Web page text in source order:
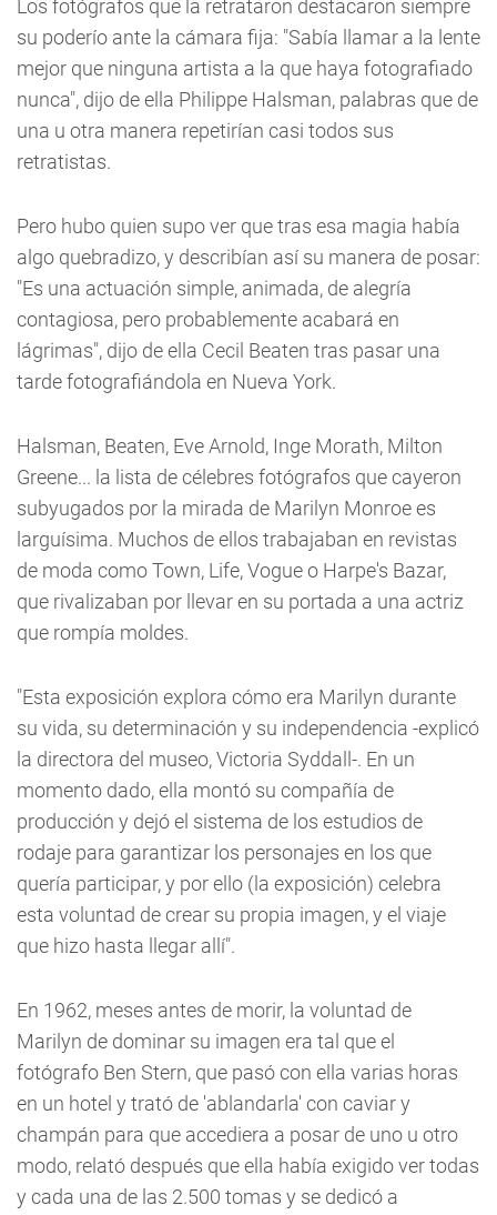
Los fotógrafos que la retrataron destacaron siempre
su poderío ante la cámara fija: "Sabía llamar a la lente
mejor que ninguna artista a la que haya fotografiado
nunca", dijo de ella Philippe Halsman, palabras que de
una u otra manera repetirían casi todos sus
retratistas.
Pero hubo quien supo ver que tras esa magia había
algo quebradizo, y describían así su manera de posar:
"Es una actuación simple, animada, de alegría
contagiosa, pero probablemente acabará en
lágrimas", dijo de ella Cecil Beaten tras pasar una
tarde fotografiándola en Nueva York.
Halsman, Beaten, Eve Arnold, Inge Morath, Milton
Greene... la lista de célebres fotógrafos que cayeron
subyugados por la mirada de Marilyn Monroe es
larguísima. Muchos de ellos trabajaban en revistas
de moda como Town, Life, Vogue o Harpe's Bazar,
que rivalizaban por llevar en su portada a una actriz
que rompía moldes.
"Esta exposición explora cómo era Marilyn durante
su vida, su determinación y su independencia -explicó
la directora del museo, Victoria Syddall-. En un
momento dado, ella montó su compañía de
producción y dejó el sistema de los estudios de
rodaje para garantizar los personajes en los que
quería participar, y por ello (la exposición) celebra
esta voluntad de crear su propia imagen, y el viaje
que hizo hasta llegar allí".
En 1962, meses antes de morir, la voluntad de
Marilyn de dominar su imagen era tal que el
fotógrafo Ben Stern, que pasó con ella varias horas
en un hotel y trató de 'ablandarla' con caviar y
champán para que accediera a posar de uno u otro
modo, relató después que ella había exigido ver todas
y cada una de las 2.500 tomas y se dedicó a